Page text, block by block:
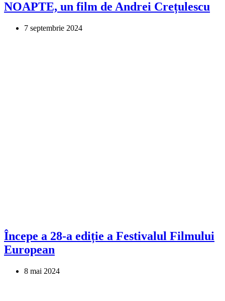
NOAPTE, un film de Andrei Crețulescu
7 septembrie 2024
Începe a 28-a ediție a Festivalul Filmului
European
8 mai 2024